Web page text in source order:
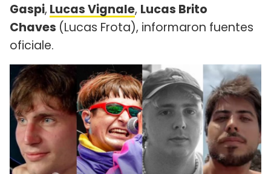
Gaspi, Lucas Vignale, Lucas Brito
Chaves (Lucas Frota), informaron fuentes
oficiale.